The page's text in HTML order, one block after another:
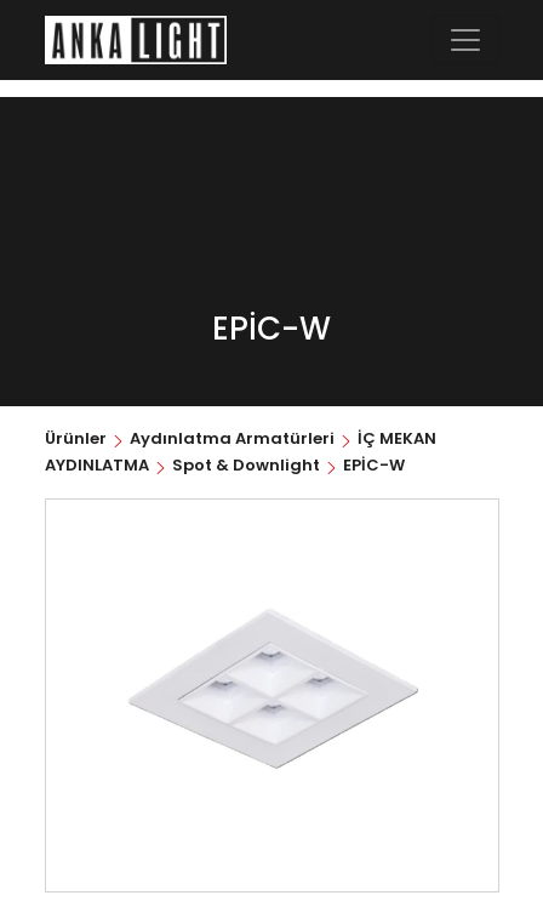
EPİC-W
Ürünler Aydınlatma Armatürleri
İÇ MEKAN
AYDINLATMA
Spot & Downlight EPİC-W